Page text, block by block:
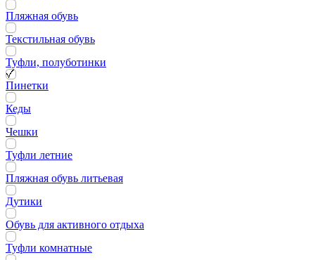
Пляжная обувь
Текстильная обувь
Туфли, полуботинки
Пинетки
Кеды
Чешки
Туфли летние
Пляжная обувь литьевая
Дутики
Обувь для активного отдыха
Туфли комнатные